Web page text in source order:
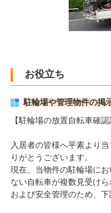
お役立ち
駐輪場や管理物件の掲
【駐輪場の放置自転車確
入居者の皆様へ平素より
りがとうございます。
現在、当物件の駐輪場に
ない自転車が複数見受け
および安全管理のため、